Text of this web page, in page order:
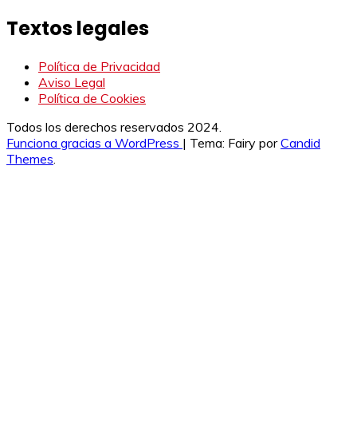
Textos legales
Política de Privacidad
Aviso Legal
Política de Cookies
Todos los derechos reservados 2024.
Funciona gracias a WordPress | Tema: Fairy porCandid
Themes.